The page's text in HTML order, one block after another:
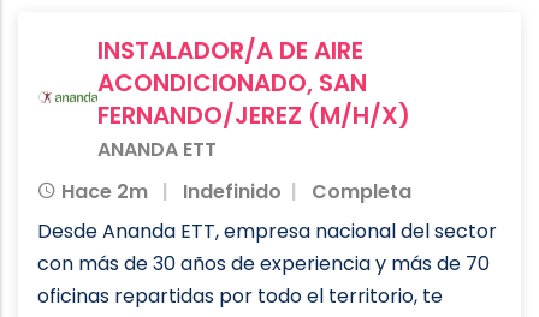
INSTALADOR/A DE AIRE
ACONDICIONADO, SAN
FERNANDO/JEREZ (M/H/X)
ANANDA ETT
Hace 2m
Indefinido
Completa
Desde Ananda ETT, empresa nacional del sector
con más de 30 años de experiencia y más de 70
oficinas repartidas por todo el territorio, te